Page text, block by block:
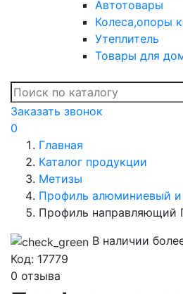
Автотовары
Колеса,опоры
Утеплитель
Товары для
Заказать звонок
0
Главная
Каталог продукции
Метизы
Профиль алюминиевый и
Профиль
В наличии
Код: 17779
0 отзыва